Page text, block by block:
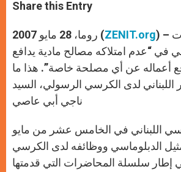
s
p
p
e
g
e
r
b
o
k
r
Share this Entry
روما، 28 مايو 2007 (ZENIT.org) – تكمن إحدى ميزات
في “عدم امتلاكه مصالح مادية يدافع
أعماله عن أي مصلحة خاصة”. هذا ما
اللبناني لدى الكرسي الرسولي، السيد
ناجي أبي عاصي
اللبناني في الخامس عشر من مايو
الدبلوماسي ووظائفه لدى الكرسي
إطار سلسلة المحاضرات التي قدمتها